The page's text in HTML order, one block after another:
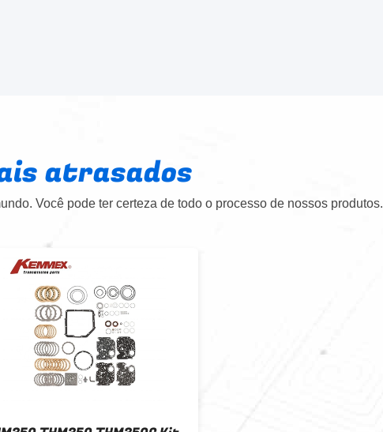
atrasados
Você pode ter certeza de todo o processo de nossos produtos.